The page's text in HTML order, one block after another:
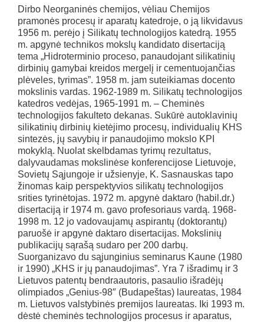
Dirbo Neorganinės chemijos, vėliau Chemijos
pramonės procesų ir aparatų katedroje, o ją likvidavus
1956 m. perėjo į Silikatų technologijos katedrą. 1955
m. apgynė technikos mokslų kandidato disertaciją
tema „Hidroterminio proceso, panaudojant silikatinių
dirbinių gamybai kreidos mergelį ir cementuojančias
plėveles, tyrimas”. 1958 m. jam suteikiamas docento
mokslinis vardas. 1962-1989 m. Silikatų technologijos
katedros vedėjas, 1965-1991 m. – Cheminės
technologijos fakulteto dekanas. Sukūrė autoklavinių
silikatinių dirbinių kietėjimo procesų, individualių KHS
sintezės, jų savybių ir panaudojimo mokslo KPI
mokyklą. Nuolat skelbdamas tyrimų rezultatus,
dalyvaudamas mokslinėse konferencijose Lietuvoje,
Sovietų Sąjungoje ir užsienyje, K. Sasnauskas tapo
žinomas kaip perspektyvios silikatų technologijos
srities tyrinėtojas. 1972 m. apgynė daktaro (habil.dr.)
disertaciją ir 1974 m. gavo profesoriaus vardą. 1968-
1998 m. 12 jo vadovaujamų aspirantų (doktorantų)
paruošė ir apgynė daktaro disertacijas. Mokslinių
publikacijų sąrašą sudaro per 200 darbų.
Suorganizavo du sąjunginius seminarus Kaune (1980
ir 1990) „KHS ir jų panaudojimas”. Yra 7 išradimų ir 3
Lietuvos patentų bendraautoris, pasaulio išradėjų
olimpiados „Genius-98″ (Budapeštas) laureatas, 1984
m. Lietuvos valstybinės premijos laureatas. Iki 1993 m.
dėstė cheminės technologijos procesus ir aparatus,